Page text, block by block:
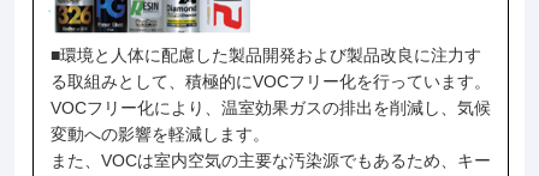
■環境と人体に配慮した製品開発および製品改良に注力す
る取組みとして、積極的にVOCフリー化を行っています。
VOCフリー化により、温室効果ガスの排出を削減し、気候
変動への影響を軽減します。
また、VOCは室内空気の主要な汚染源でもあるため、キー